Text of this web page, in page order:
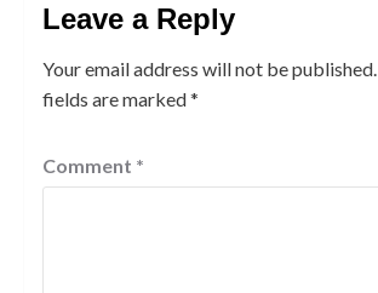
Leave a Reply
Your email address will not be published.
fields are marked*
Comment *